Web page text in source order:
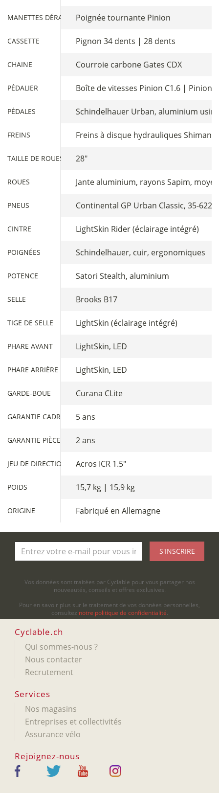
MANETTES DÉRAILLEURPoignée tournante Pinion
CASSETTE Pignon 34 dents | 28 dents
CHAINE Courroie carbone Gates CDX
PÉDALIER Boîte de vitesses Pinion C1.6 | Pinion
PÉDALES Schindelhauer Urban, aluminium
FREINS Freins à disque hydrauliques
TAILLE DE ROUES 28"
ROUES Jante aluminium, rayons Sapim,
PNEUS Continental GP Urban Classic, 35-622
CINTRE LightSkin Rider (éclairage intégré)
POIGNÉES Schindelhauer, cuir, ergonomiques
POTENCE Satori Stealth, aluminium
SELLE Brooks B17
TIGE DE SELLE LightSkin (éclairage intégré)
PHARE AVANT LightSkin, LED
PHARE ARRIÈRE LightSkin, LED
GARDE-BOUE Curana CLite
GARANTIE CADRE 5 ans
GARANTIE PIÈCES 2 ans
JEU DE DIRECTION Acros ICR 1.5"
POIDS 15,7 kg | 15,9 kg
ORIGINE Fabriqué en Allemagne
S'INSCRIRE
Vos données sont traitées par Cyclable pour vous partager nos
nouveautés, conseils et offres exclusives.
Pour en savoir plus sur le traitement de vos données personnelles,
consultez notre politique de confidentialité.
Cyclable.ch
Qui sommes-nous ?
Nous contacter
Recrutement
Services
Nos magasins
Entreprises et collectivités
Assurance vélo
Rejoignez-nous